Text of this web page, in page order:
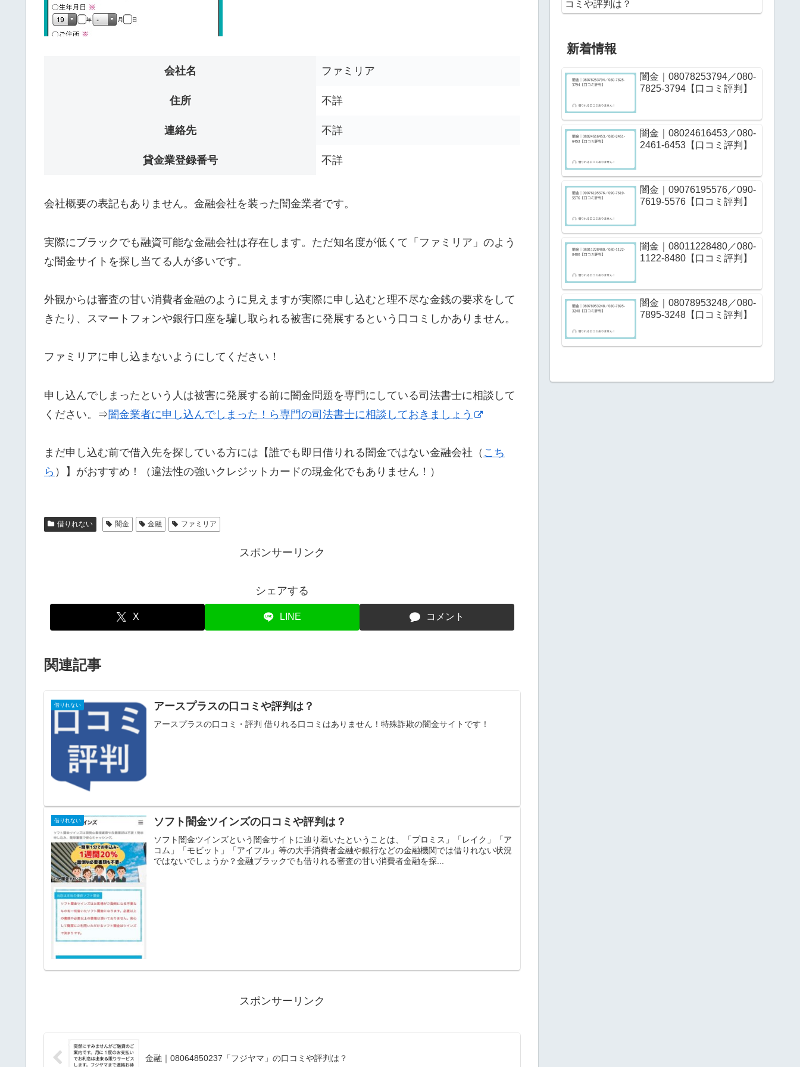
会社名 ファミリア
住所 不詳
連絡先 不詳
貸金業登録番号 不詳
会社概要の表記もありません。金融会社を装った闇金業者です。
実際にブラックでも融資可能な金融会社は存在します。ただ知名度が低くて「ファミリア」のよう
な闇金サイトを探し当てる人が多いです。
外観からは審査の甘い消費者金融のように見えますが実際に申し込むと理不尽な金銭の要求をして
きたり、スマートフォンや銀行口座を騙し取られる被害に発展するという口コミしかありません。
ファミリアに申し込まないようにしてください！
申し込んでしまったという人は被害に発展する前に闇金問題を専門にしている司法書士に相談して
ください。⇒闇金業者に申し込んでしまった！ら専門の司法書士に相談しておきましょう
まだ申し込む前で借入先を探している方には【誰でも即日借りれる闇金ではない金融会社（ こち
ら ）】がおすすめ！（違法性の強いクレジットカードの現金化でもありません！）
借りれない 闇金 金融 ファミリア
スポンサーリンク
シェアする
X LINE コメント
関連記事
借りれない アースプラスの口コミや評判は？
アースプラスの口コミ・評判 借りれる口コミはありません！特殊詐欺の闇金サイトです！
借りれない ソフト闇金ツインズの口コミや評判は？
ソフト闇金ツインズという闇金サイトに辿り着いたということは、「プロミス」「レイク」「ア
コム」「モビット」「アイフル」等の大手消費者金融や銀行などの金融機関では借りれない状況
ではないでしょうか？金融ブラックでも借りれる審査の甘い消費者金融を探...
スポンサーリンク
金融｜08064850237「フジヤマ」の口コミや評判は？
コミや評判は？
新着情報
闇金｜08078253794／080-
7825-3794【口コミ評判】
闇金｜08024616453／080-
2461-6453【口コミ評判】
闇金｜09076195576／090-
7619-5576【口コミ評判】
闇金｜08011228480／080-
1122-8480【口コミ評判】
闇金｜08078953248／080-
7895-3248【口コミ評判】